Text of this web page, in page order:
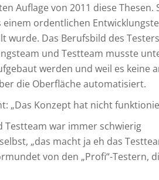
Auflage von 2011 diese Thesen.
ordentlichen
Das Berufsbild des
und Testteam musste
werden und weil es keine
die Oberfläche automatisiert.
„Das Konzept hat nicht
Testteam war immer schwierig
„das macht ja eh das
von den „Profi“-Testern,